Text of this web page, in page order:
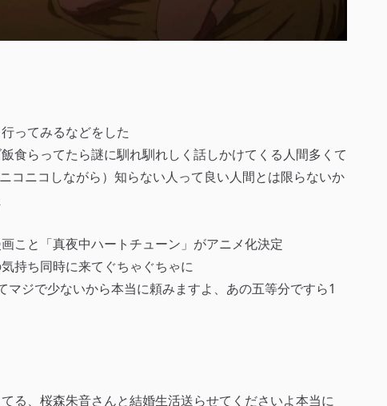
ってみるなどをした
食らってたら謎に馴れ馴れしく話しかけてくる人間多くて
コニコしながら）知らない人って良い人間とは限らないか
こと「真夜中ハートチューン」がアニメ化決定
持ち同時に来てぐちゃぐちゃに
ジで少ないから本当に頼みますよ、あの五等分ですら1
る、桜森朱音さんと結婚生活送らせてくださいよ本当に